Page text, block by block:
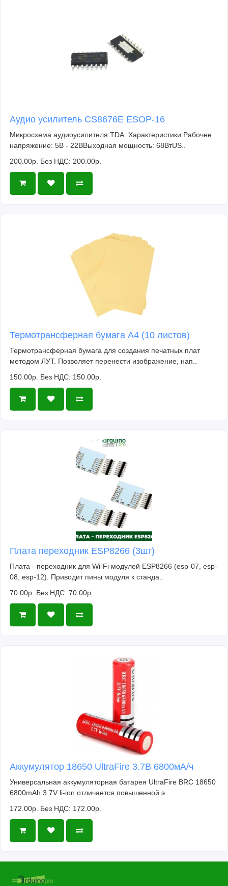
Аудио усилитель CS8676E ESOP-16
Микросхема аудиоусилителя TDA. Характеристики:Рабочее
напряжение: 5В - 22ВВыходная мощность: 68ВтUS..
200.00р. Без НДС: 200.00р.
Термотрансферная бумага А4 (10 листов)
Термотрансферная бумага для создания печатных плат
методом ЛУТ. Позволяет перенести изображение, нап..
150.00р. Без НДС: 150.00р.
Плата переходник ESP8266 (3шт)
Плата - переходник для Wi-Fi модулей ESP8266 (esp-07, esp-
08, esp-12). Приводит пины модуля к станда..
70.00р. Без НДС: 70.00р.
Аккумулятор 18650 UltraFire 3.7В 6800мА/ч
Универсальная аккумуляторная батарея UltraFire BRC 18650
6800mAh 3.7V li-ion отличается повышенной э..
172.00р. Без НДС: 172.00р.